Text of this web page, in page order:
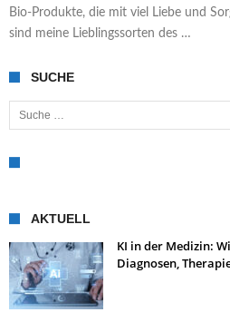
Bio-Produkte, die mit viel Liebe und
sind meine Lieblingssorten des …
SUCHE
Suche nach:
AKTUELL
KI in der Medizin:
Diagnosen,